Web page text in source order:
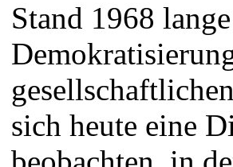
Stand 1968
sich heute eine